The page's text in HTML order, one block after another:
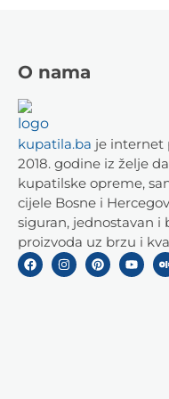
O nama
kupatila.ba je internet
2018. godine iz želje
kupatilske opreme,
cijele Bosne i
siguran, jednostavan i
proizvoda uz brzu i